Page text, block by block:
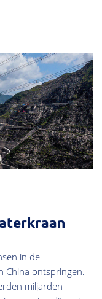
in de
China ontspringen.
miljarden